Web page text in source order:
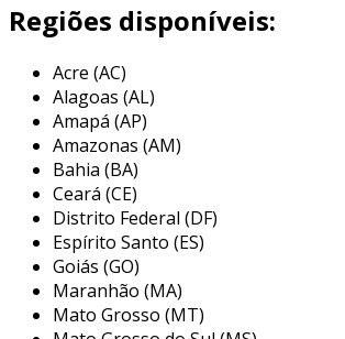
características da resistência
cerâmica tubular
construída para suportar ambientes
a resistência cerâmica tubular é feita com
materiais que garantem
térmica.
sua composição em cerâmica de qualidade
superior promove um
e consistente, essencial para processos
industriais que demandam precisão.
Regiões disponíveis:
Acre (AC)
Alagoas (AL)
Amapá (AP)
Amazonas (AM)
Bahia (BA)
Ceará (CE)
Distrito Federal (DF)
Espírito Santo (ES)
Goiás (GO)
Maranhão (MA)
Mato Grosso (MT)